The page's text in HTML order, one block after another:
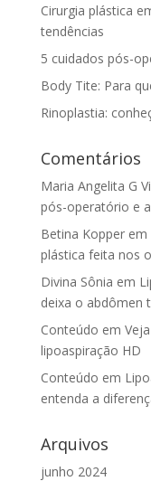
Cirurgia plástica
tendências
5 cuidados pós-
Body Tite: Para
Rinoplastia:
Comentários
Maria Angelita G
pós-operatório e
Betina Kopperem
plástica feita nos
Divina Sônia em
deixa o abdômen
Conteúdo em
lipoaspiração HD
Conteúdo em
entenda a
Arquivos
junho 2024